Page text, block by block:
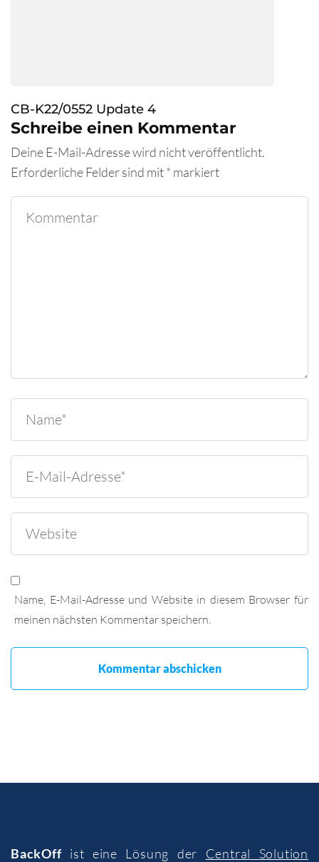
CB-K22/0552 Update 4
Schreibe einen Kommentar
Deine E-Mail-Adresse wird nicht veröffentlicht.
Erforderliche Felder sind mit* markiert
Name, E-Mail-Adresse und Website in diesem Browser für
meinen nächsten Kommentar speichern.
BackOffist eine Lösung der Central Solution